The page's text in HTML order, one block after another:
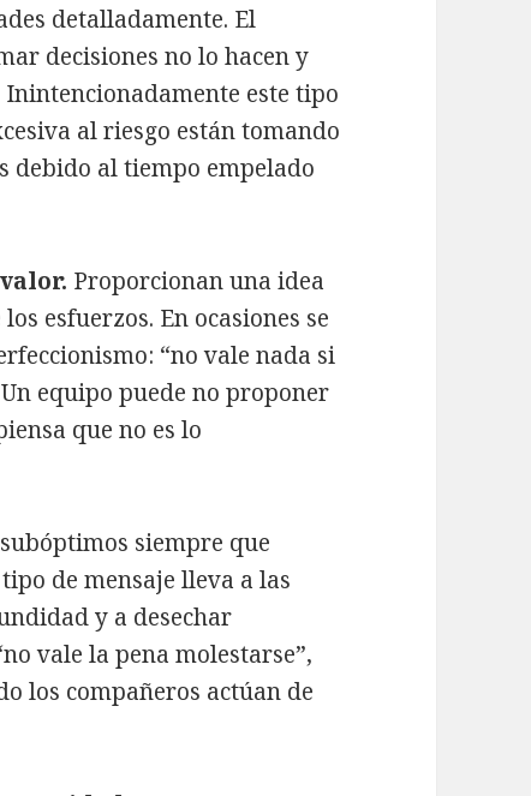
detalladamente. El
decisiones no lo hacen y
este tipo
al riesgo están tomando
debido al tiempo empelado
Proporcionan una idea
esfuerzos. En ocasiones se
“no vale nada si
equipo puede no proponer
que no es lo
siempre que
de mensaje lleva a las
y a desechar
vale la pena molestarse”,
los compañeros actúan de